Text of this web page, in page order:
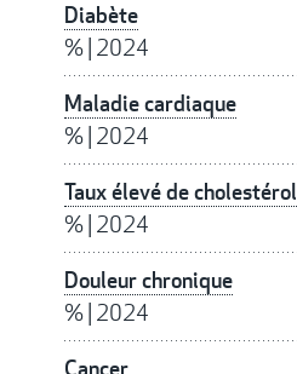
Diabète
%| 2024
Maladie cardiaque
%| 2024
Taux élevé de cholestérol
%| 2024
Douleur chronique
%| 2024